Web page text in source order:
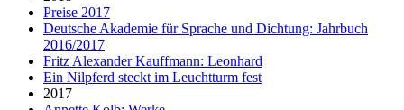
Preise 2017
Deutsche Akademie für Sprache und Dichtung: Jahrbuch
2016/2017
Fritz Alexander Kauffmann: Leonhard
Ein Nilpferd steckt im Leuchtturm fest
2017